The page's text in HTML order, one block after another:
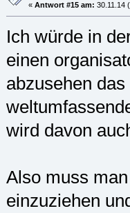
« Antwort #15 am: 30.11.14
Ich würde in
einen
abzusehen
wird davon
Also muss
einzuziehen